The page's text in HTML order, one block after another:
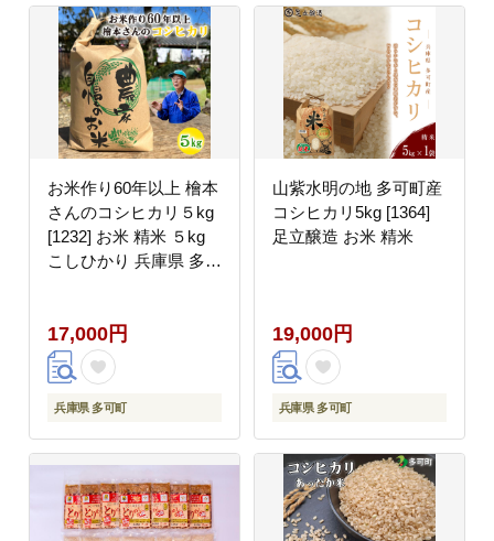
お米作り60年以上 檜本
さんのコシヒカリ５kg
[1232] お米 精米 ５kg
こしひかり 兵庫県 多可
17,000円
兵庫県 多可町
山紫水明の地 多可町産
コシヒカリ5kg [1364]
足立醸造 お米 精米
19,000円
兵庫県 多可町